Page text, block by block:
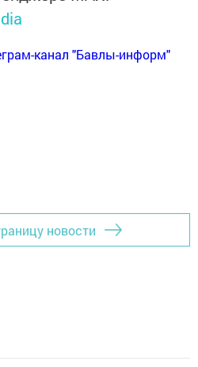
канал "Бавлы-информ"
новости